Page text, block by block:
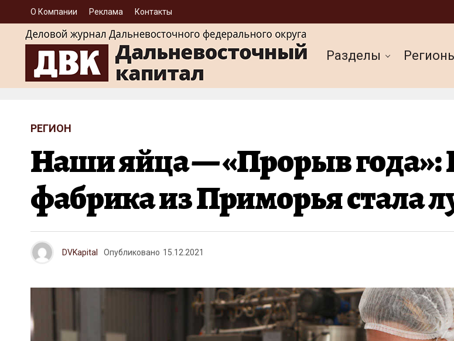
О Компании Реклама Контакты
Разделы
РЕГИОН
Наши яйца — «Прорыв
фабрика из Приморья стала
DVKapital Опубликовано 15.12.2021